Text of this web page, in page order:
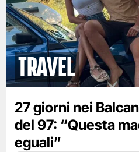
Travel
27 giorni nei
del 97: “Questa
eguali”